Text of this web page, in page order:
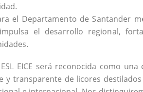
el Departamento de Santander
el desarrollo regional,
EICE será reconocida como una
y transparente de licores